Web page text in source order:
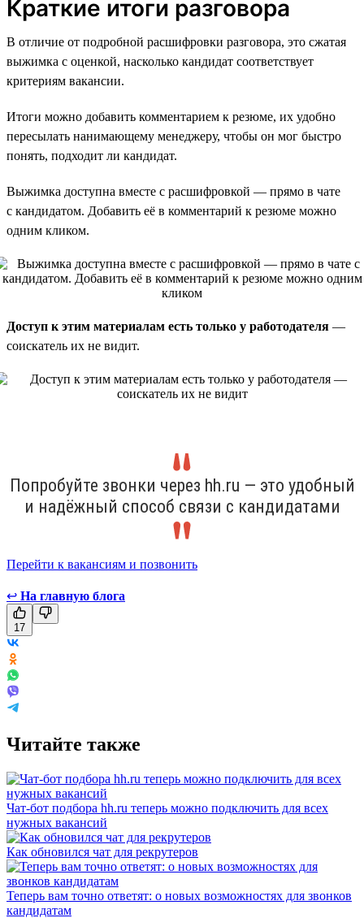
Краткие итоги разговора
В отличие от подробной расшифровки разговора, это сжатая
выжимка с оценкой, насколько кандидат соответствует
критериям вакансии.
Итоги можно добавить комментарием к резюме, их удобно
пересылать нанимающему менеджеру, чтобы он мог быстро
понять, подходит ли кандидат.
Выжимка доступна вместе с расшифровкой — прямо в чате
с кандидатом. Добавить её в комментарий к резюме можно
одним кликом.
Доступ к этим материалам есть только у работодателя —
соискатель их не видит.
Попробуйте звонки через hh.ru — это удобный
и надёжный способ связи с кандидатами
Перейти к вакансиям и позвонить
↩ На главную блога
17
Читайте также
Чат-бот подбора hh.ru теперь можно подключить для всех
нужных вакансий
Как обновился чат для рекрутеров
Теперь вам точно ответят: о новых возможностях для звонков
кандидатам